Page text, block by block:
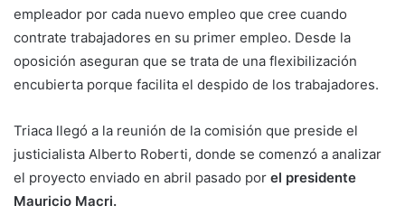
empleador por cada nuevo empleo que cree cuando
contrate trabajadores en su primer empleo. Desde la
oposición aseguran que se trata de una flexibilización
encubierta porque facilita el despido de los trabajadores.
Triaca llegó a la reunión de la comisión que preside el
justicialista Alberto Roberti, donde se comenzó a analizar
el proyecto enviado en abril pasado por el presidente
Mauricio Macri.